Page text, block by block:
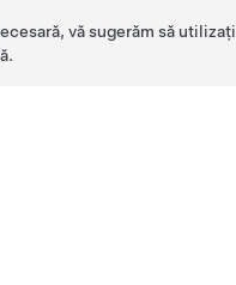
vă sugerăm să utilizați